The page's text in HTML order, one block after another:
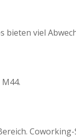
bieten viel